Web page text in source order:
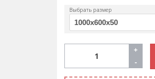
Выбрать размер
+
-